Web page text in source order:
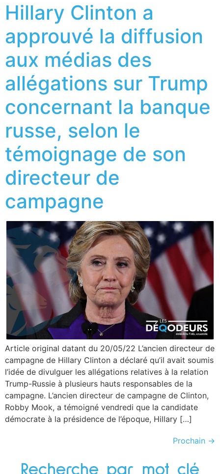
Hillary Clinton a
approuvé la diffusion
aux médias des
allégations sur Trump
concernant la banque
russe, selon le
témoignage de son
directeur de
campagne
Article original datant du 20/05/22 L’ancien directeur de
campagne de Hillary Clinton a déclaré qu’il avait soumis
l’idée de divulguer les allégations relatives à la relation
Trump-Russie à plusieurs hauts responsables de la
campagne. L’ancien directeur de campagne de Clinton,
Robby Mook, a témoigné vendredi que la candidate
démocrate à la présidence de l’époque, Hillary […]
Prochain →
Recherche par mot clé